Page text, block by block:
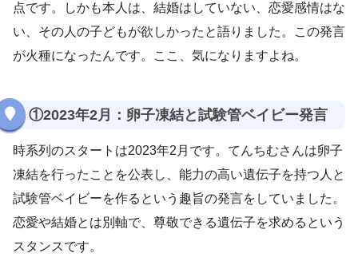
点です。しかも本人は、結婚はしていない、恋愛感情はな
い、その人の子どもが欲しかったと語りました。この発言
が火種になったんです。ここ、気になりますよね。
①2023年2月：卵子凍結と試験管ベイビー発言
時系列のスタートは2023年2月です。てんちむさんは卵子
凍結を行ったことを公表し、能力の高い遺伝子を持つ人と
試験管ベイビーを作るという趣旨の発言をしていました。
恋愛や結婚とは別軸で、尊敬できる遺伝子を求めるという
スタンスです。